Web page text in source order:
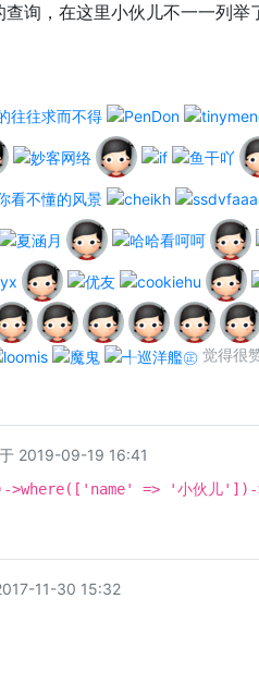
询，在这里小伙儿不一一列
觉得很
2019-09-19 16:41
=> '小伙儿
11-30 15:32